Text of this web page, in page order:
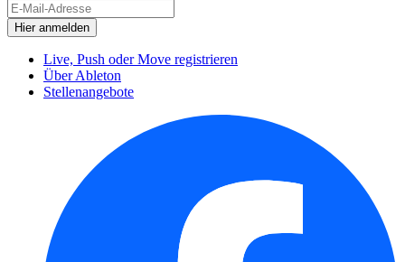
Live, Push oder Move registrieren
Über Ableton
Stellenangebote